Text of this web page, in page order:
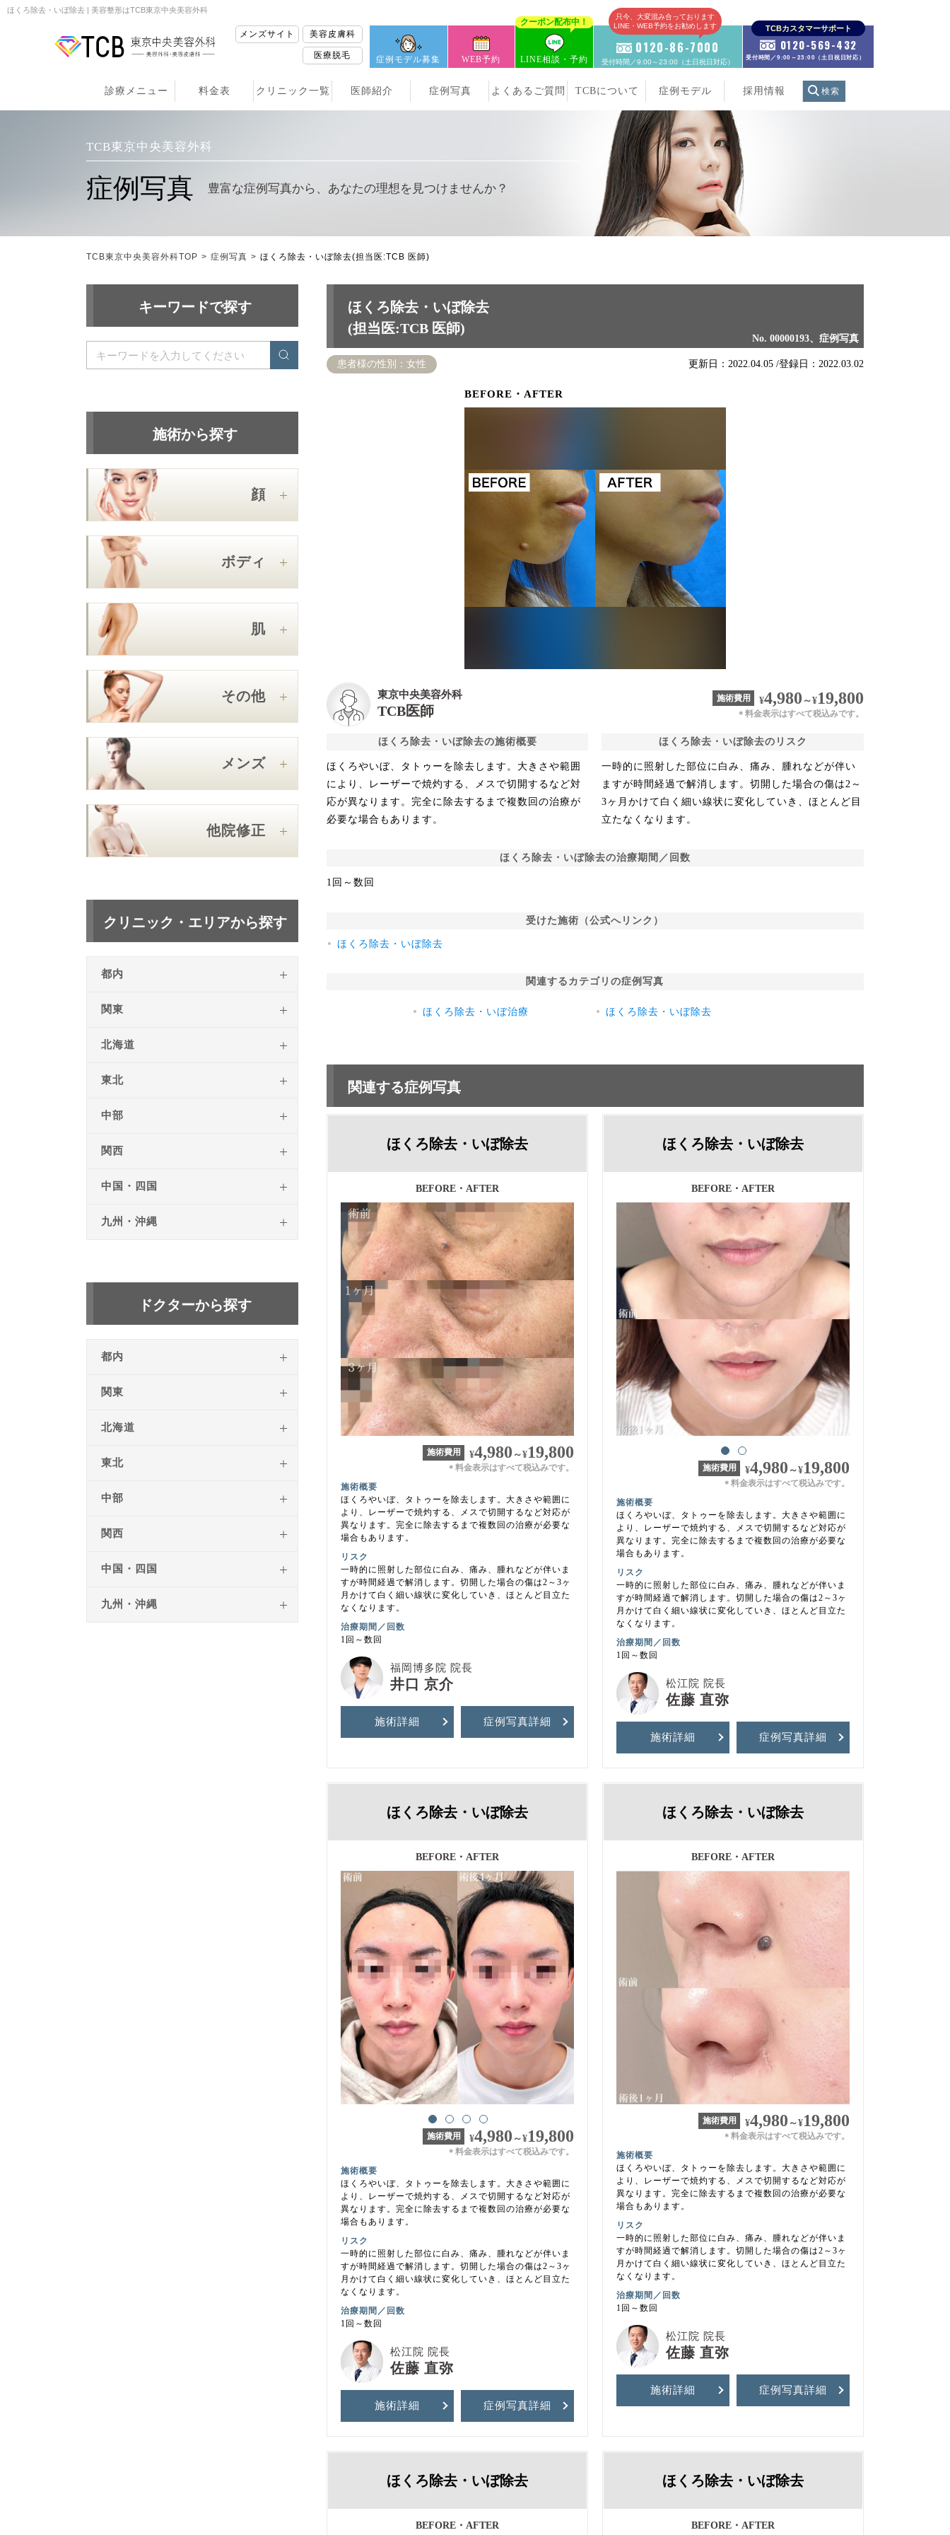
ほくろ除去・いぼ除去 | 美容整形はTCB東京中央美容外科
メンズサイト 美容皮膚科
医療脱毛 症例モデル募集 WEB予約
クーポン配布中！
LINE相談・予約
只今、大変混み合っております
LINE・WEB予約をお勧めします
0120-86-7000
受付時間／9:00～23:00（土日祝日対応）
TCBカスタマーサポート
0120-569-432
受付時間／9:00～23:00（土日祝日対応）
診療メニュー 料金表 クリニック一覧 医師紹介 症例写真 よくあるご質問 TCBについて 症例モデル 採用情報 検索
TCB東京中央美容外科
症例写真 豊富な症例写真から、 あなたの理想を見つけませんか？
TCB東京中央美容外科TOP > 症例写真 > ほくろ除去・いぼ除去(担当医:TCB 医師)
キーワードで探す
施術から探す
顔
ボディ
肌
その他
メンズ
他院修正
クリニック・エリアから探す
都内
関東
北海道
東北
中部
関西
中国・四国
九州・沖縄
ドクターから探す
都内
関東
北海道
東北
中部
関西
中国・四国
九州・沖縄
ほくろ除去・いぼ除去
(担当医:TCB 医師)
No. 00000193、症例写真
患者様の性別：女性 更新日：2022.04.05 /登録日：2022.03.02
BEFORE・AFTER
東京中央美容外科
TCB医師
施術費用 ¥4,980 ～¥19,800
＊ 料金表示はすべて税込みです。
ほくろ除去・いぼ除去の施術概要
ほくろやいぼ、タトゥーを除去します。大きさや範囲
により、レーザーで焼灼する、メスで切開するなど対
応が異なります。完全に除去するまで複数回の治療が
必要な場合もあります。
ほくろ除去・いぼ除去のリスク
一時的に照射した部位に白み、痛み、腫れなどが伴い
ますが時間経過で解消します。切開した場合の傷は2～
3ヶ月かけて白く細い線状に変化していき、ほとんど目
立たなくなります。
ほくろ除去・いぼ除去の治療期間／回数
1回～数回
受けた施術（公式へリンク）
ほくろ除去・いぼ除去
関連するカテゴリの症例写真
ほくろ除去・いぼ治療 ほくろ除去・いぼ除去
関連する症例写真
ほくろ除去・いぼ除去
BEFORE・AFTER
施術費用 ¥4,980 ～¥19,800
＊ 料金表示はすべて税込みです。
施術概要
ほくろやいぼ、タトゥーを除去します。大きさや範囲に
より、レーザーで焼灼する、メスで切開するなど対応が
異なります。完全に除去するまで複数回の治療が必要な
場合もあります。
リスク
一時的に照射した部位に白み、痛み、腫れなどが伴いま
すが時間経過で解消します。切開した場合の傷は2～3ヶ
月かけて白く細い線状に変化していき、ほとんど目立た
なくなります。
治療期間／回数
1回～数回
福岡博多院 院長
井口 京介
施術詳細 症例写真詳細
ほくろ除去・いぼ除去
施術費用 ¥4,980 ～¥19,800
＊ 料金表示はすべて税込みです。
施術概要
ほくろやいぼ、タトゥーを除去します。大きさや範囲に
より、レーザーで焼灼する、メスで切開するなど対応が
異なります。完全に除去するまで複数回の治療が必要な
場合もあります。
リスク
一時的に照射した部位に白み、痛み、腫れなどが伴いま
すが時間経過で解消します。切開した場合の傷は2～3ヶ
月かけて白く細い線状に変化していき、ほとんど目立た
なくなります。
治療期間／回数
1回～数回
松江院 院長
佐藤 直弥
施術詳細 症例写真詳細
ほくろ除去・いぼ除去
施術費用 ¥4,980 ～¥19,800
＊ 料金表示はすべて税込みです。
施術概要
ほくろやいぼ、タトゥーを除去します。大きさや範囲に
より、レーザーで焼灼する、メスで切開するなど対応が
異なります。完全に除去するまで複数回の治療が必要な
場合もあります。
リスク
一時的に照射した部位に白み、痛み、腫れなどが伴いま
すが時間経過で解消します。切開した場合の傷は2～3ヶ
月かけて白く細い線状に変化していき、ほとんど目立た
なくなります。
治療期間／回数
1回～数回
松江院 院長
佐藤 直弥
施術詳細 症例写真詳細
ほくろ除去・いぼ除去
BEFORE・AFTER
施術費用 ¥4,980 ～¥19,800
＊ 料金表示はすべて税込みです。
施術概要
ほくろやいぼ、タトゥーを除去します。大きさや範囲に
より、レーザーで焼灼する、メスで切開するなど対応が
異なります。完全に除去するまで複数回の治療が必要な
場合もあります。
リスク
一時的に照射した部位に白み、痛み、腫れなどが伴いま
すが時間経過で解消します。切開した場合の傷は2～3ヶ
月かけて白く細い線状に変化していき、ほとんど目立た
なくなります。
治療期間／回数
1回～数回
松江院 院長
佐藤 直弥
施術詳細 症例写真詳細
ほくろ除去・いぼ除去 ほくろ除去・いぼ除去
BEFORE・AFTER